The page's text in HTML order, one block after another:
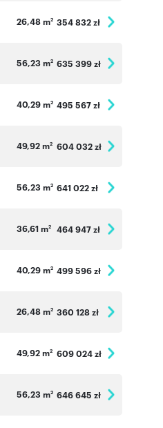
26,48 m2 354 832 zł
56,23 m2 635 399 zł
40,29 m2 495 567 zł
49,92 m2 604 032 zł
56,23 m2 641 022 zł
36,61 m2 464 947 zł
40,29 m2 499 596 zł
26,48 m2 360 128 zł
49,92 m2 609 024 zł
56,23 m2 646 645 zł